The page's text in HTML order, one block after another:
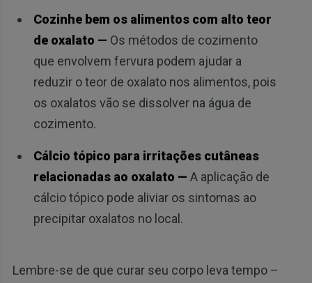
Cozinhe bem os alimentos com alto teor
de oxalato — Os métodos de cozimento
que envolvem fervura podem ajudar a
reduzir o teor de oxalato nos alimentos, pois
os oxalatos vão se dissolver na água de
cozimento.
Cálcio tópico para irritações cutâneas
relacionadas ao oxalato — A aplicação de
cálcio tópico pode aliviar os sintomas ao
precipitar oxalatos no local.
Lembre-se de que curar seu corpo leva tempo –